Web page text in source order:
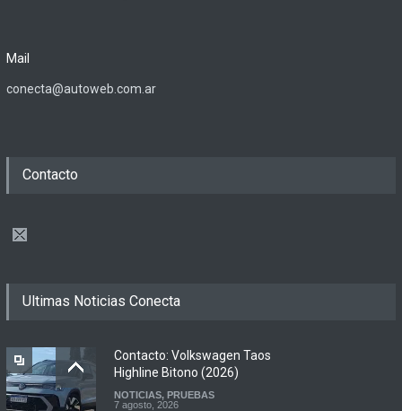
Mail
conecta@autoweb.com.ar
Contacto
Ultimas Noticias Conecta
Contacto: Volkswagen Taos
Highline Bitono (2026)
NOTICIAS, PRUEBAS
7 agosto, 2026